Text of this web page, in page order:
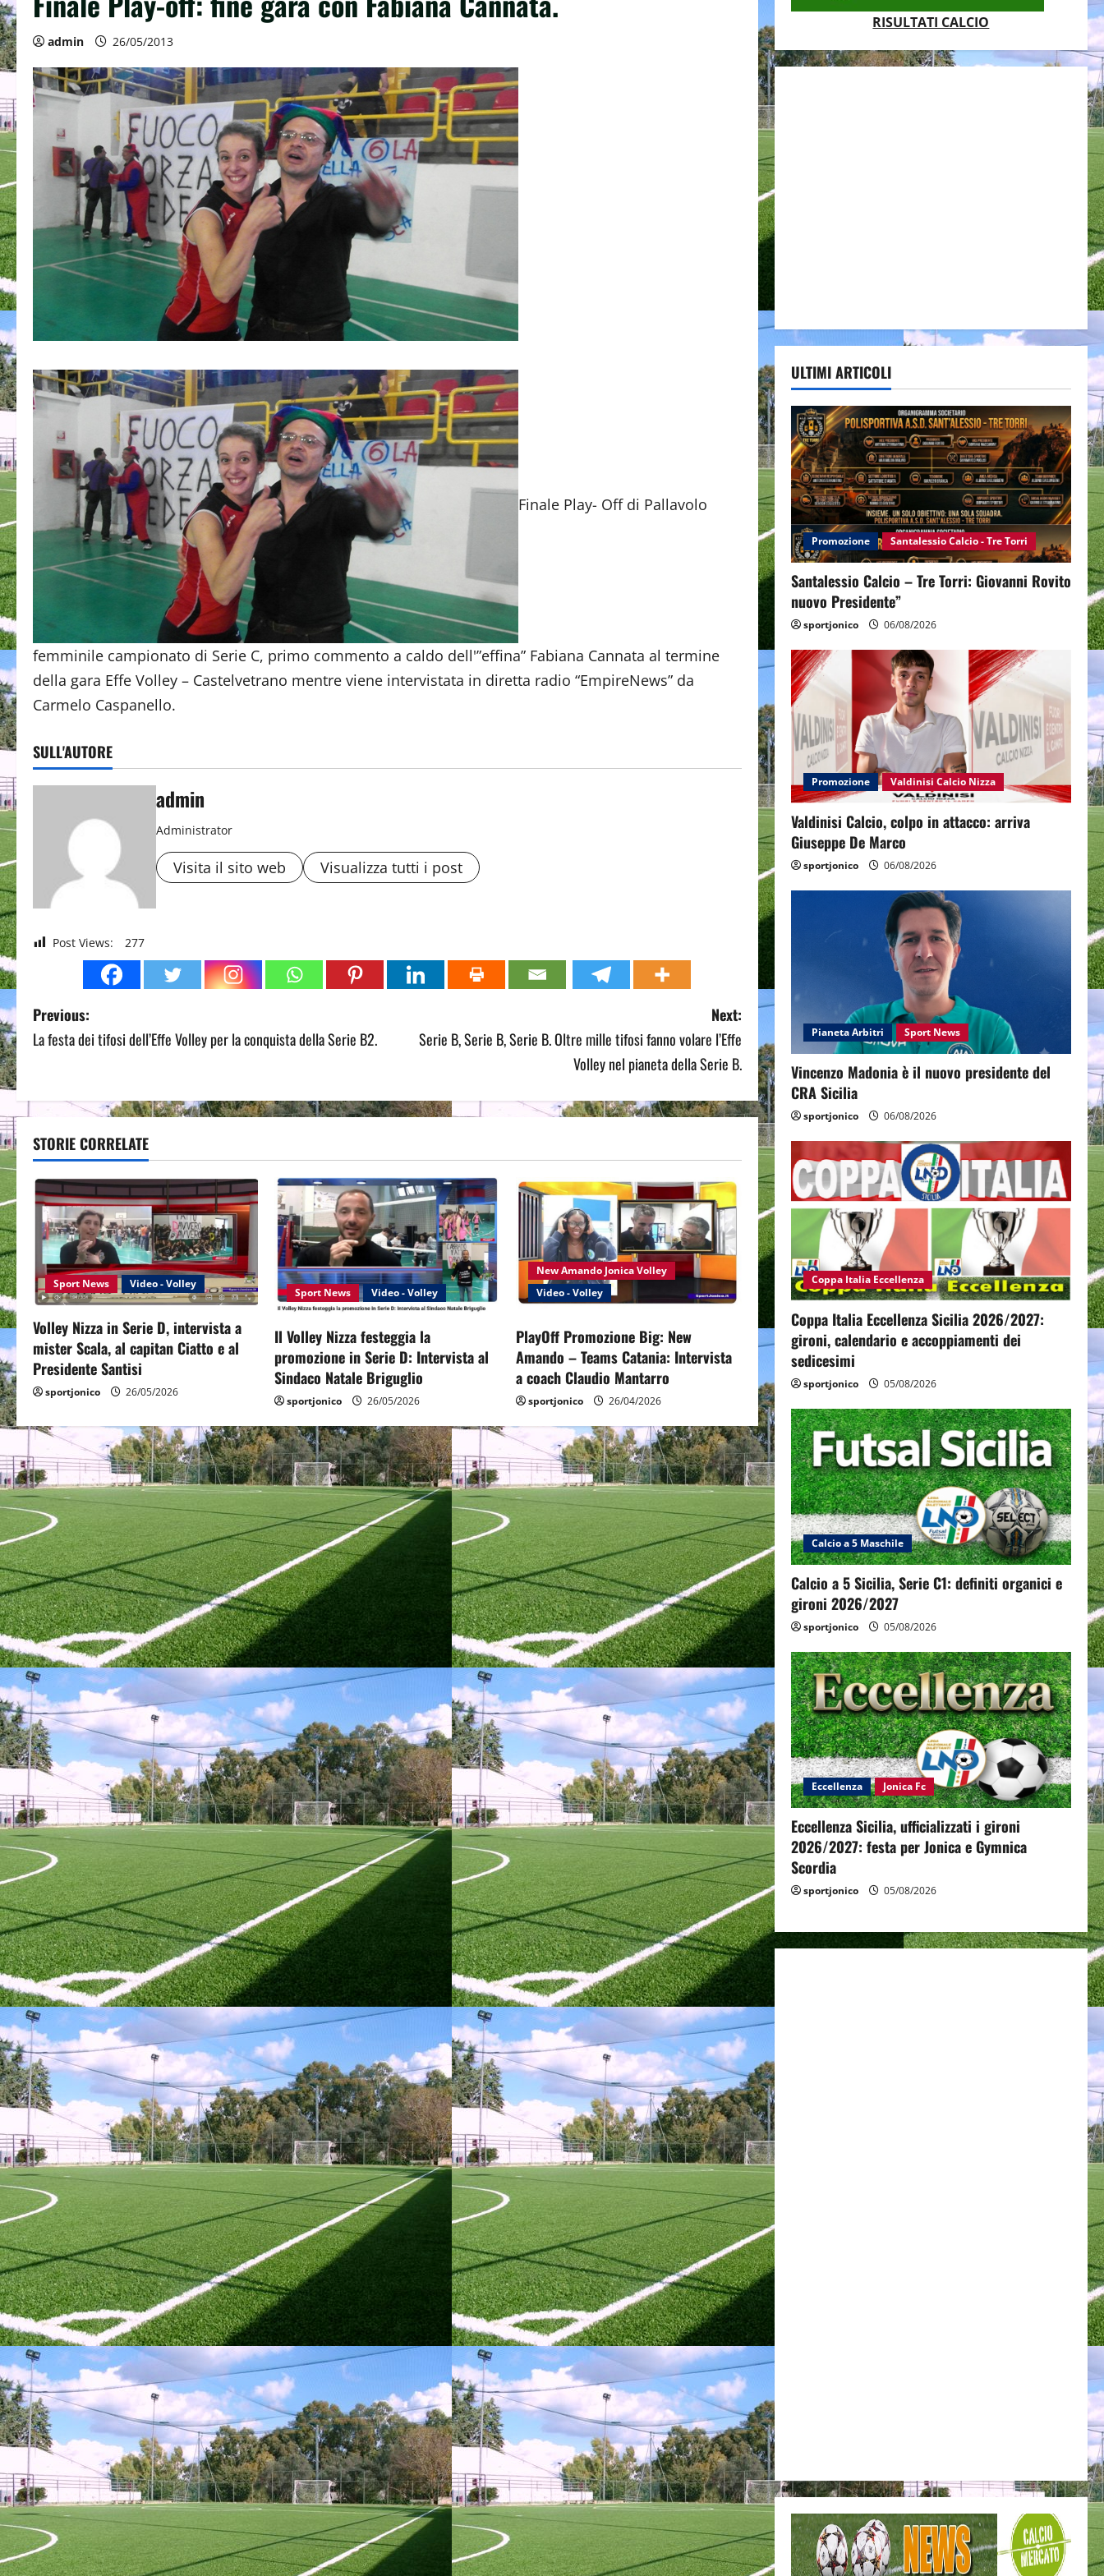
admin 26/05/2013
Finale Play- Off di Pallavolo
femminile campionato di Serie C, primo commento a caldo dell'”effina” Fabiana Cannata al termine
della gara Effe Volley – Castelvetrano mentre viene intervistata in diretta radio “EmpireNews” da
Carmelo Caspanello.
SULL'AUTORE
admin
Administrator
Visita il sito web Visualizza tutti i post
Post Views: 277
P
o
n
a
v
g
a
t
i
o
n
Previous:
La festa dei tifosi dell’Effe Volley per la conquista della Serie B2.
Next:
Serie B, Serie B, Serie B. Oltre mille tifosi fanno volare l’Effe
Volley nel pianeta della Serie B.
STORIE CORRELATE
Sport News Video - Volley
Volley Nizza in Serie D, intervista a
mister Scala, al capitan Ciatto e al
Presidente Santisi
sportjonico 26/05/2026
Sport News Video - Volley
Il Volley Nizza festeggia la
promozione in Serie D: Intervista al
Sindaco Natale Briguglio
sportjonico 26/05/2026
New Amando Jonica Volley
Video - Volley
PlayOff Promozione Big: New
Amando – Teams Catania: Intervista
a coach Claudio Mantarro
sportjonico 26/04/2026
RISULTATI CALCIO
ULTIMI ARTICOLI
Promozione Santalessio Calcio - Tre Torri
Santalessio Calcio – Tre Torri: Giovanni Rovito
nuovo Presidente”
sportjonico 06/08/2026
Promozione Valdinisi Calcio Nizza
Valdinisi Calcio, colpo in attacco: arriva
Giuseppe De Marco
sportjonico 06/08/2026
Pianeta Arbitri Sport News
Vincenzo Madonia è il nuovo presidente del
CRA Sicilia
sportjonico 06/08/2026
Coppa Italia Eccellenza
Coppa Italia Eccellenza Sicilia 2026/2027:
gironi, calendario e accoppiamenti dei
sedicesimi
sportjonico 05/08/2026
Calcio a 5 Maschile
Calcio a 5 Sicilia, Serie C1: definiti organici e
gironi 2026/2027
sportjonico 05/08/2026
Eccellenza Jonica Fc
Eccellenza Sicilia, ufficializzati i gironi
2026/2027: festa per Jonica e Gymnica
Scordia
sportjonico 05/08/2026